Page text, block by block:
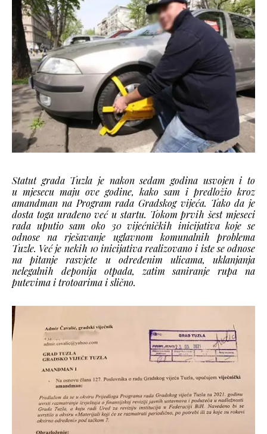
Statut grada Tuzla je nakon sedam godina usvojen i to
u mjesecu maju ove godine, kako sam i predložio kroz
amandman na Program rada Gradskog vijeća. Tako da je
dosta toga urađeno već u startu. Tokom prvih šest mjeseci
rada uputio sam oko 30 vijećničkih inicijativa koje se
odnose na rješavanje uglavnom komunalnih problema
Tuzle. Već je nekih 10 inicijativa realizovano i iste se odnose
na pitanje rasvjete u određenim ulicama, uklanjanja
nelegalnih deponija otpada, zatim saniranje rupa na
putevima i trotoarima i slično.